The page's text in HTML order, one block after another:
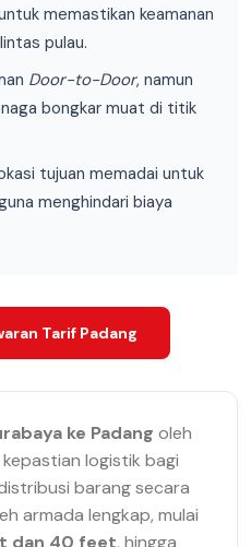
memastikan keamanan
pulau.
Door-to-Door, namun
bongkar muat di titik
tujuan memadai untuk
menghindari biaya
Tarif Padang
ke Padang oleh
logistik bagi
barang secara
armada lengkap, mulai